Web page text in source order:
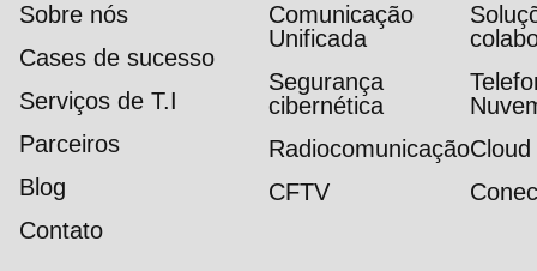
Sobre nós
Cases de sucesso
Serviços de T.I
Parceiros
Blog
Contato
Comunicação
Unificada
Segurança
cibernética
RadiocomunicaçãoCloud
CFTV